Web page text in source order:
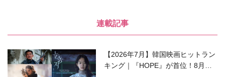
連載記事
【2026年7月】韓国映画ヒットラン
キング｜『HOPE』が首位！8月公